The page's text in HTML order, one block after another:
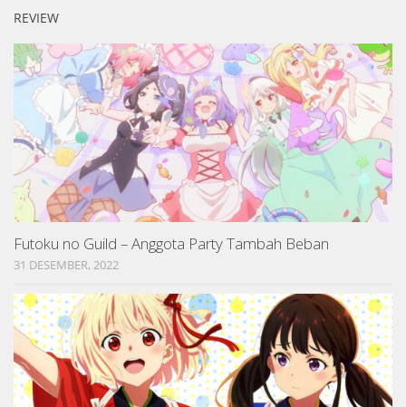
REVIEW
Futoku no Guild – Anggota Party Tambah Beban
31 DESEMBER, 2022